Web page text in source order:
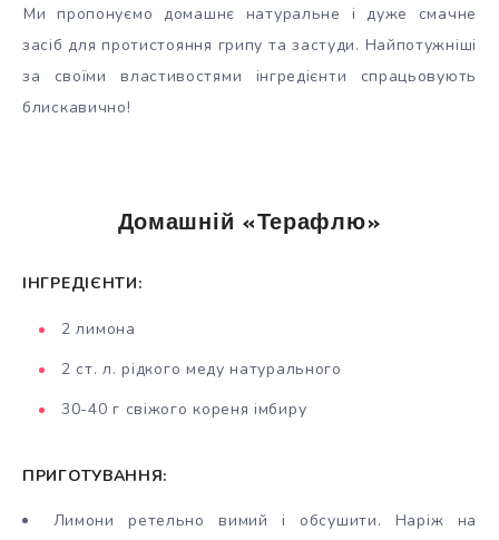
Ми пропонуємо домашнє натуральне і дуже смачне
засіб для протистояння грипу та застуди. Найпотужніші
за своїми властивостями інгредієнти спрацьовують
блискавично!
Домашній «Терафлю»
ІНГРЕДІЄНТИ:
2 лимона
2 ст. л. рідкого меду натурального
30-40 г свіжого кореня імбиру
ПРИГОТУВАННЯ:
Лимони ретельно вимий і обсушити. Наріж на